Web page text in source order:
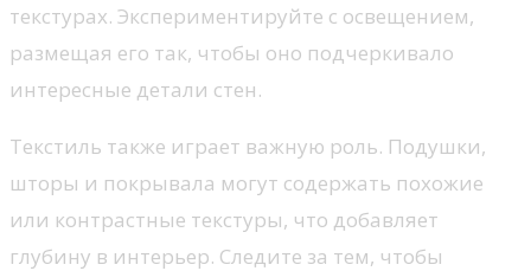
текстурах. Экспериментируйте с освещением,
размещая его так, чтобы оно подчеркивало
интересные детали стен.
Текстиль также играет важную роль. Подушки,
шторы и покрывала могут содержать похожие
или контрастные текстуры, что добавляет
глубину в интерьер. Следите за тем, чтобы